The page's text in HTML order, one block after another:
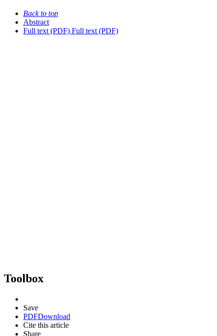
Back to top
Abstract
Full text (PDF) Full text (PDF)
Toolbox
Save
PDFDownload
Cite this article
Share